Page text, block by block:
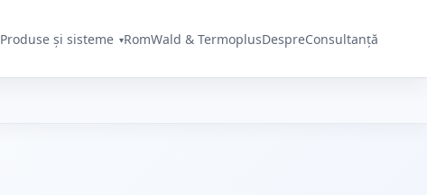
Produse și sisteme RomWald & TermoplusDespreConsultanță